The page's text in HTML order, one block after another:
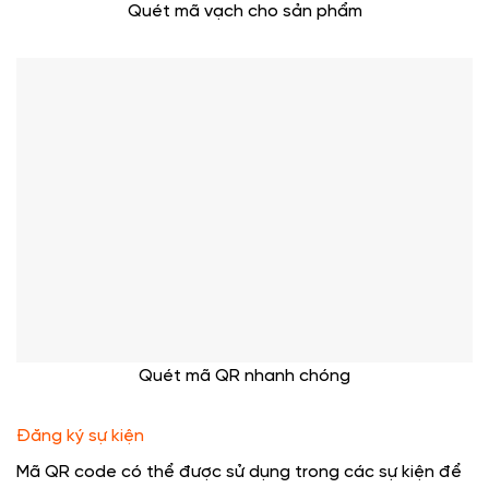
Quét mã vạch cho sản phẩm
Quét mã QR nhanh chóng
Đăng ký sự kiện
Mã QR code có thể được sử dụng trong các sự kiện để